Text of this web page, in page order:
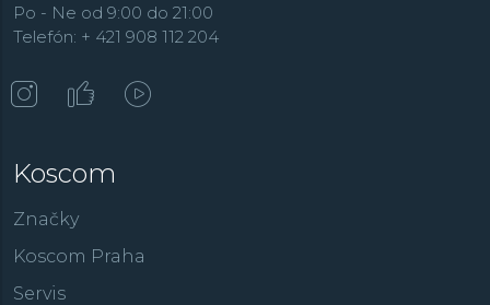
Po - Ne od 9:00 do 21:00
Telefón: + 421 908 112 204
Koscom
Značky
Koscom Praha
Servis